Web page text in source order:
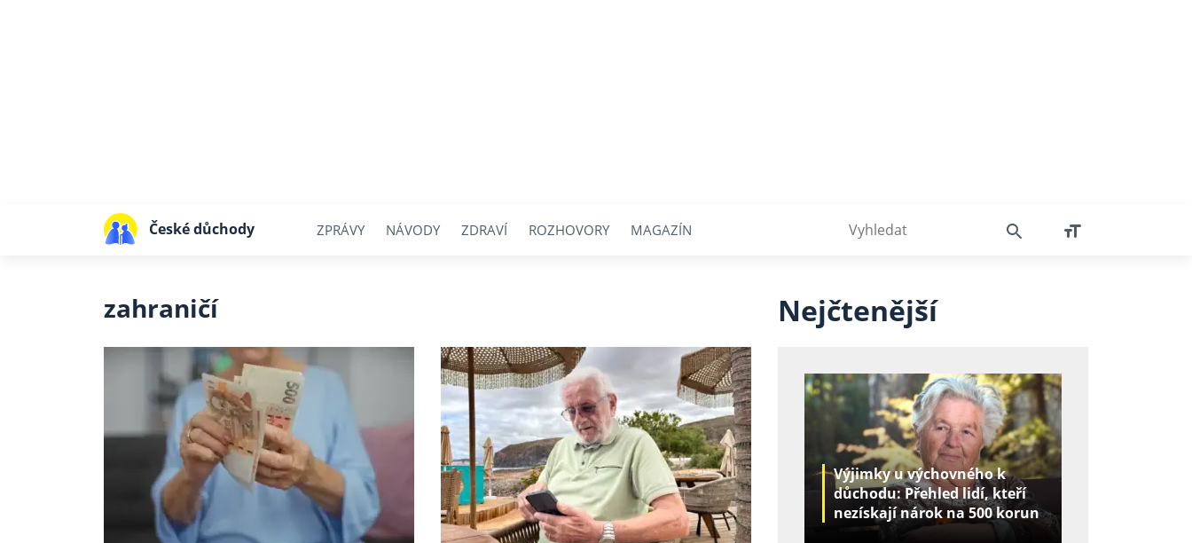
České důchody ZPRÁVY NÁVODY ZDRAVÍ ROZHOVORY MAGAZÍN
zahraničí Nejčtenější
Výjimky u výchovného k
důchodu: Přehled lidí, kteří
nezískají nárok na 500 korun
za děti